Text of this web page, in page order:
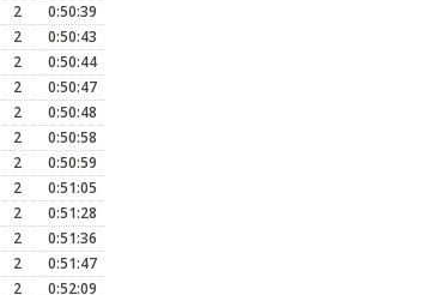
2
0:50:39
2
0:50:43
2
0:50:44
2
0:50:47
2
0:50:48
2
0:50:58
2
0:50:59
2
0:51:05
2
0:51:28
2
0:51:36
2
0:51:47
2
0:52:09